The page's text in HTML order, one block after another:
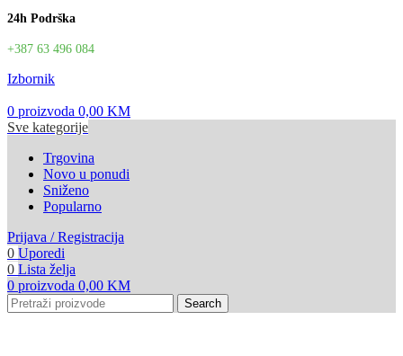
24h Podrška
+387 63 496 084
Izbornik
0 proizvoda 0,00 KM
Sve kategorije
Trgovina
Novo u ponudi
Sniženo
Popularno
Prijava / Registracija
0 Uporedi
0 Lista želja
0 proizvoda 0,00 KM
Search